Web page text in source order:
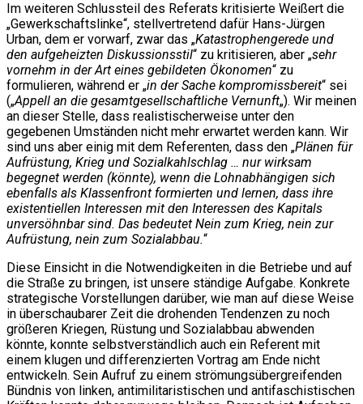
Im weiteren Schlussteil des Referats kritisierte Weißert die
„Gewerkschaftslinke“, stellvertretend dafür Hans-Jürgen
Urban, dem er vorwarf, zwar das „Katastrophengerede und
den aufgeheizten Diskussionsstil“ zu kritisieren, aber „sehr
vornehm in der Art eines gebildeten Ökonomen“ zu
formulieren, während er „in der Sache kompromissbereit“ sei
(„Appell an die gesamtgesellschaftliche Vernunft„). Wir meinen
an dieser Stelle, dass realistischerweise unter den
gegebenen Umständen nicht mehr erwartet werden kann. Wir
sind uns aber einig mit dem Referenten, dass den „Plänen für
Aufrüstung, Krieg und Sozialkahlschlag … nur wirksam
begegnet werden (könnte), wenn die Lohnabhängigen sich
ebenfalls als Klassenfront formierten und lernen, dass ihre
existentiellen Interessen mit den Interessen des Kapitals
unversöhnbar sind. Das bedeutet Nein zum Krieg, nein zur
Aufrüstung, nein zum Sozialabbau.“
Diese Einsicht in die Notwendigkeiten in die Betriebe und auf
die Straße zu bringen, ist unsere ständige Aufgabe. Konkrete
strategische Vorstellungen darüber, wie man auf diese Weise
in überschaubarer Zeit die drohenden Tendenzen zu noch
größeren Kriegen, Rüstung und Sozialabbau abwenden
könnte, konnte selbstverständlich auch ein Referent mit
einem klugen und differenzierten Vortrag am Ende nicht
entwickeln. Sein Aufruf zu einem strömungsübergreifenden
Bündnis von linken, antimilitaristischen und antifaschistischen